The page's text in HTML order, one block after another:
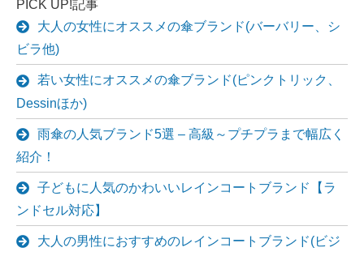
PICK UP!記事
大人の女性にオススメの傘ブランド(バーバリー、シ
ビラ他)
若い女性にオススメの傘ブランド(ピンクトリック、
Dessinほか)
雨傘の人気ブランド5選 – 高級～プチプラまで幅広く
紹介！
子どもに人気のかわいいレインコートブランド【ラ
ンドセル対応】
大人の男性におすすめのレインコートブランド(ビジ